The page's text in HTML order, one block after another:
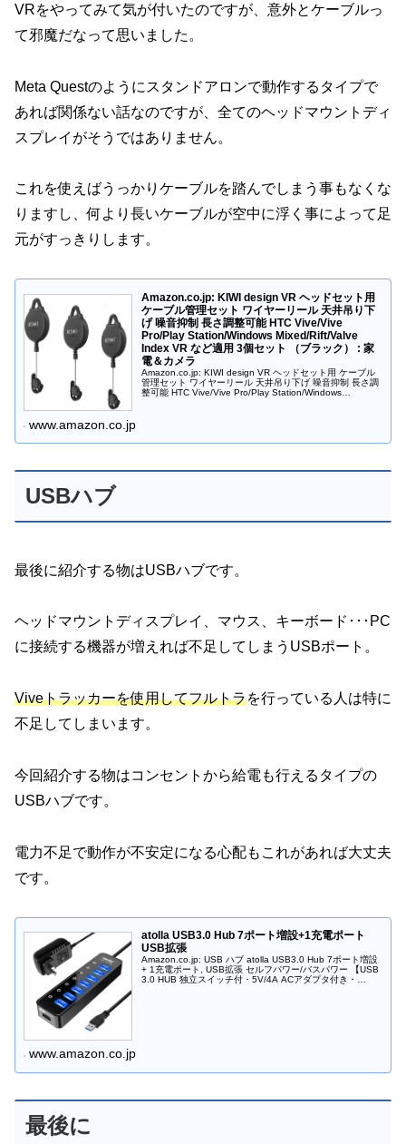
VRをやってみて気が付いたのですが、意外とケーブルっ
て邪魔だなって思いました。
Meta Questのようにスタンドアロンで動作するタイプで
あれば関係ない話なのですが、全てのヘッドマウントディ
スプレイがそうではありません。
これを使えばうっかりケーブルを踏んでしまう事もなくな
りますし、何より長いケーブルが空中に浮く事によって足
元がすっきりします。
Amazon.co.jp: KIWI design VR ヘッドセット用
ケーブル管理セット ワイヤーリール 天井吊り下
げ 噪音抑制 長さ調整可能 HTC Vive/Vive
Pro/Play Station/Windows Mixed/Rift/Valve
Index VR など適用 3個セット （ブラック） : 家
電＆カメラ
Amazon.co.jp: KIWI design VR ヘッドセット用 ケーブル
管理セット ワイヤーリール 天井吊り下げ 噪音抑制 長さ調
整可能 HTC Vive/Vive Pro/Play Station/Windows
www.amazon.co.jp
USBハブ
最後に紹介する物はUSBハブです。
ヘッドマウントディスプレイ、マウス、キーボード･･･PC
に接続する機器が増えれば不足してしまうUSBポート。
Viveトラッカーを使用してフルトラを行っている人は特に
不足してしまいます。
今回紹介する物はコンセントから給電も行えるタイプの
USBハブです。
電力不足で動作が不安定になる心配もこれがあれば大丈夫
です。
atolla USB3.0 Hub 7ポート増設+1充電ポート
USB拡張
Amazon.co.jp: USB ハブ atolla USB3.0 Hub 7ポート増設
+ 1充電ポート, USB拡張 セルフパワー/バスパワー 【USB
3.0 HUB 独立スイッチ付・5V/4A ACアダプタ付き・
www.amazon.co.jp
最後に